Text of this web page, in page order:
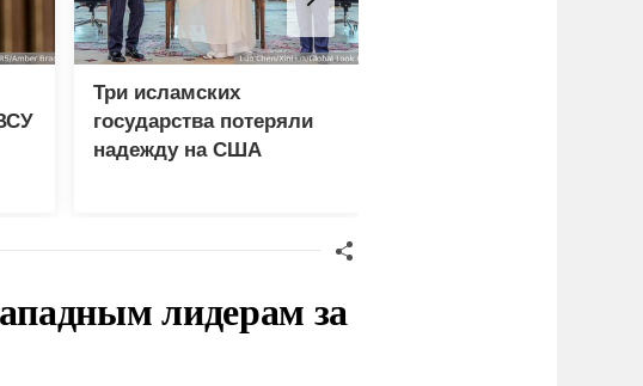
Три исламских
государства потеряли
надежду на США
лидерам за